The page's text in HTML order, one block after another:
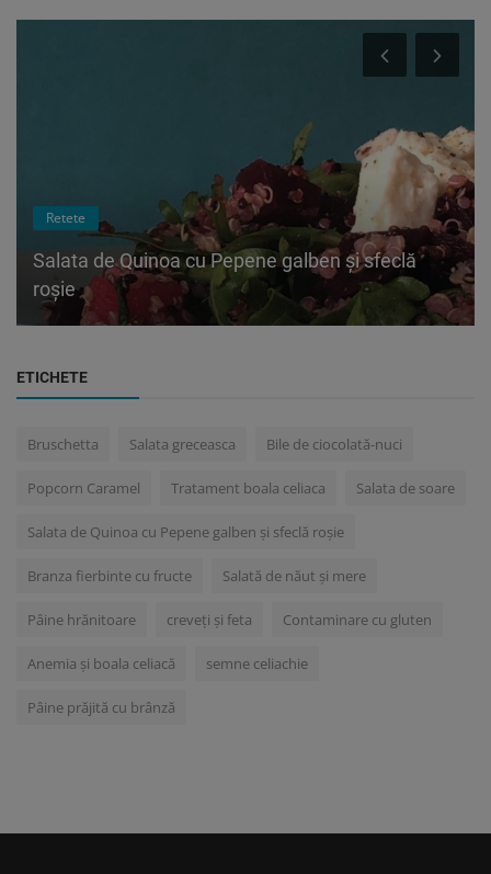
Retete
Salata de Quinoa cu Pepene galben și sfeclă
roșie
ETICHETE
Bruschetta Salata greceasca Bile de ciocolată-nuci
Popcorn Caramel Tratament boala celiaca Salata de soare
Salata de Quinoa cu Pepene galben și sfeclă roșie
Branza fierbinte cu fructe Salată de năut și mere
Pâine hrănitoare creveți și feta Contaminare cu gluten
Anemia și boala celiacă semne celiachie
Pâine prăjită cu brânză